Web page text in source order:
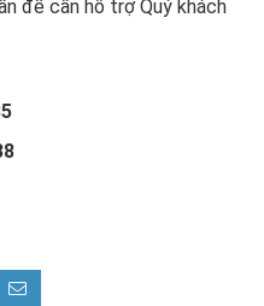
đề cần hỗ trợ Quý khách